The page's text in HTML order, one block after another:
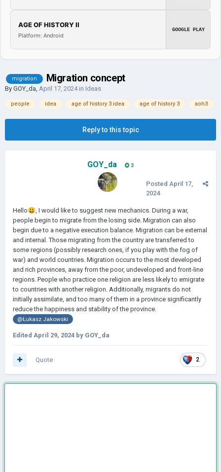
AGE OF HISTORY II
Platform: Android
GOOGLE PLAY
migration Migration concept
By GOY_da, April 17, 2024in Ideas
people idea age of history 3 idea age of history 3 aoh3
Reply to this topic
GOY_da 3
Posted April 17,
2024
Hello😃, I would like to suggest new mechanics. During a war,
people begin to migrate from the losing side. Migration can also
begin due to a negative execution balance. Migration can be external
and internal. Those migrating from the country are transferred to
some regions (possibly research ones, if you play with the fog of
war) and world countries. Migration occurs to the most developed
and rich provinces, away from the poor, undeveloped and front-line
regions. People who practice one religion are less likely to emigrate
to countries with another religion. Additionally, migrants do not
initially assimilate, and too many of them in a province significantly
reduce the happiness and stability of the province.
@Łukasz Jakowski
Edited April 29, 2024 by GOY_da
2
Quote